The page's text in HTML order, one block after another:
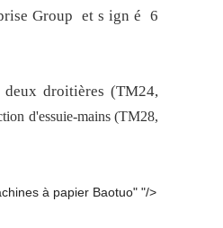
Group et s ign é 6
deux droitières (TM24,
d'essuie-mains (TM28,
à papier Baotuo" "/>